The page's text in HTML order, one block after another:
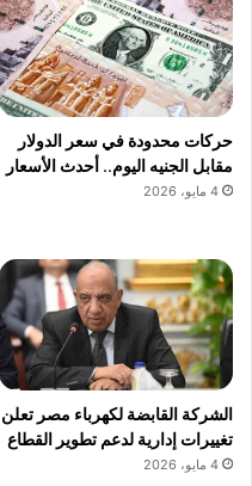
حركات محدودة في سعر الدولار
مقابل الجنيه اليوم.. أحدث الأسعار
4 مايو، 2026
الشركة القابضة لكهرباء مصر تعلن
تغييرات إدارية لدعم تطوير القطاع
4 مايو، 2026